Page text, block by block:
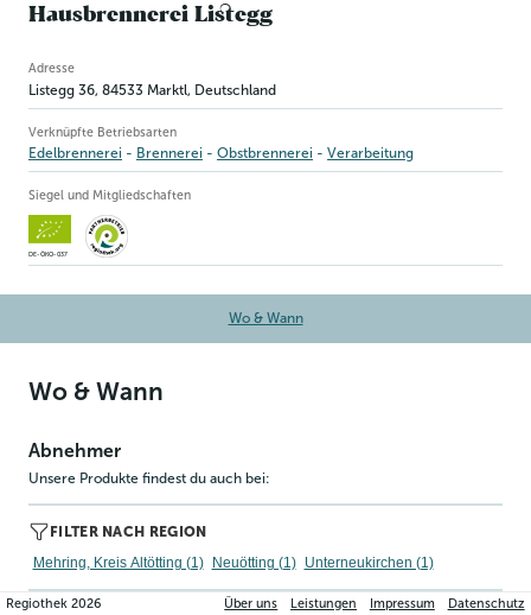
Hausbrennerei Listegg
Betriebsinformation
Adresse
Listegg 36, 84533 Marktl, Deutschland
Verknüpfte Betriebsarten
Edelbrennerei Brennerei Obstbrennerei Verarbeitung
Siegel und Mitgliedschaften
DE-ÖKO-037
Wo & Wann
Wo & Wann
Abnehmer
Unsere Produkte findest du auch bei:
FILTER NACH REGION
Mehring, Kreis Altötting (1)
Neuötting (1) Unterneukirchen (1)
Regiothek2026 Über uns Leistungen Impressum Datenschutz